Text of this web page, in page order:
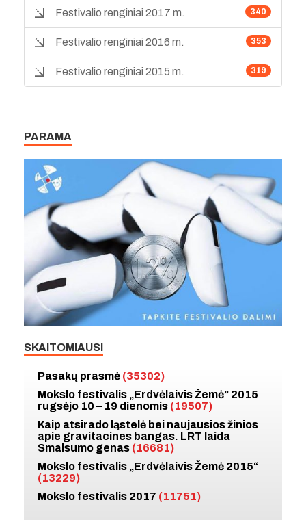
340
Festivalio renginiai 2017 m.
353
Festivalio renginiai 2016 m.
319
Festivalio renginiai 2015 m.
PARAMA
SKAITOMIAUSI
Pasakų prasmė (35302)
Mokslo festivalis „Erdvėlaivis Žemė” 2015
rugsėjo 10 – 19 dienomis (19507)
Kaip atsirado ląstelė bei naujausios žinios
apie gravitacines bangas. LRT laida
Smalsumo genas (16681)
Mokslo festivalis „Erdvėlaivis Žemė 2015“
(13229)
Mokslo festivalis 2017 (11751)